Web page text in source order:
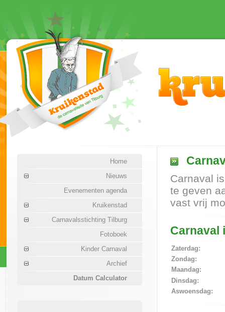
Home
Nieuws
Evenementen agenda
Kruikenstad
Carnavalsstichting Tilburg
Fotoboek
Kinder Carnaval
Archief
Datum Calculator
Carnaval
te geven
vast vrij
Carnaval
Zaterdag:
Zondag:
Maandag:
Dinsdag:
Aswoensdag: